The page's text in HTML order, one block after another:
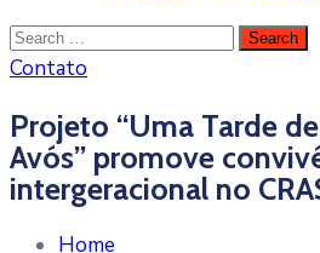
Contato
Projeto “Uma Tarde
Avós” promove
intergeracional no
Home